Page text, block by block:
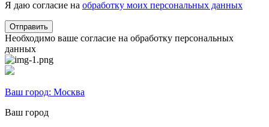
Я даю согласие на обработку моих персональных данных
Необходимо ваше согласие на обработку персональных
данных
Ваш город: Москва
Ваш город